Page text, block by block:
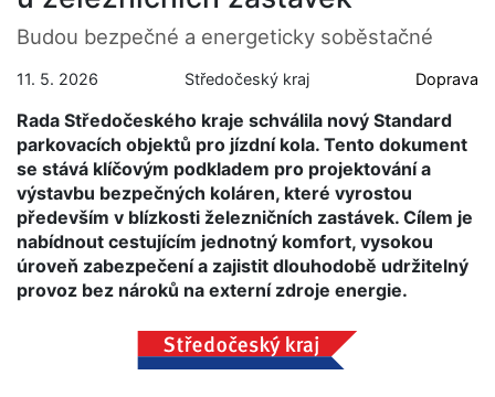
Budou bezpečné a energeticky soběstačné
11. 5. 2026 Středočeský kraj Doprava
Rada Středočeského kraje schválila nový Standard
parkovacích objektů pro jízdní kola. Tento dokument
se stává klíčovým podkladem pro projektování a
výstavbu bezpečných koláren, které vyrostou
především v blízkosti železničních zastávek. Cílem je
nabídnout cestujícím jednotný komfort, vysokou
úroveň zabezpečení a zajistit dlouhodobě udržitelný
provoz bez nároků na externí zdroje energie.